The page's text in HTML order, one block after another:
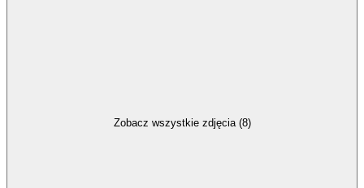
Zobacz wszystkie zdjęcia (8)